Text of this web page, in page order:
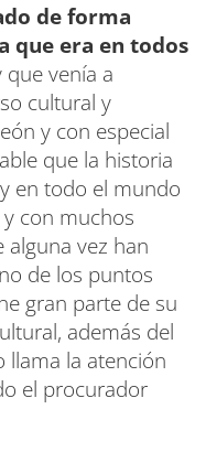
de forma
que era en todos
que venía a
cultural y
y con especial
que la historia
en todo el mundo
con muchos
alguna vez han
de los puntos
gran parte de su
además del
llama la atención
el procurador